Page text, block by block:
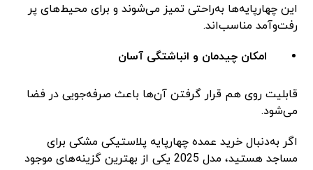
این چهارپایه‌ها به‌راحتی تمیز می‌شوند و برای محیط‌های پر
رفت‌وآمد مناسب‌اند.
امکان چیدمان و انباشتگی آسان
قابلیت روی هم قرار گرفتن آن‌ها باعث صرفه‌جویی در فضا
می‌شود.
اگر به‌دنبال خرید عمده چهارپایه پلاستیکی مشکی برای
مساجد هستید، مدل 2025 یکی از بهترین گزینه‌های موجود